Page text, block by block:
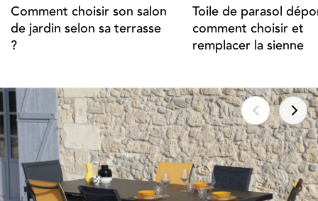
Comment choisir son salon
de jardin selon sa terrasse
?
Toile de parasol
comment choisir et
remplacer la sienne